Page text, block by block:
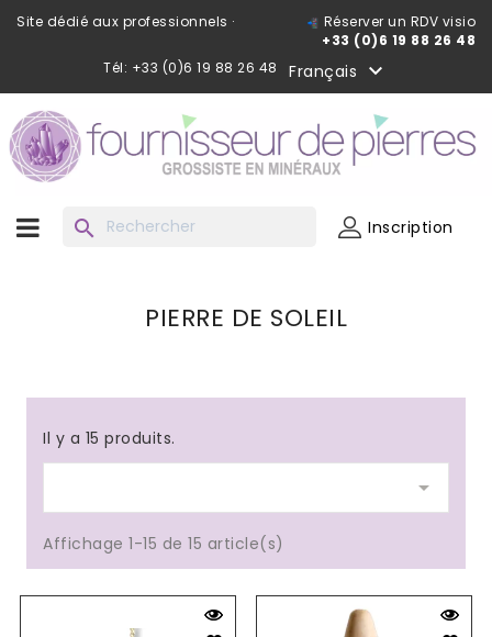
Site dédié aux professionnels ·
Réserver un RDV visio
+33 (0)6 19 88 26 48
Tél: +33 (0)6 19 88 26 48
Français 
search Inscription
PIERRE DE SOLEIL
Il y a 15 produits.

Affichage 1-15 de 15 article(s)